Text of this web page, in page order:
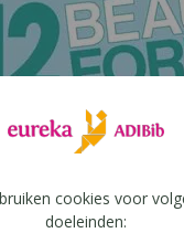
cookies voor
doeleinden: